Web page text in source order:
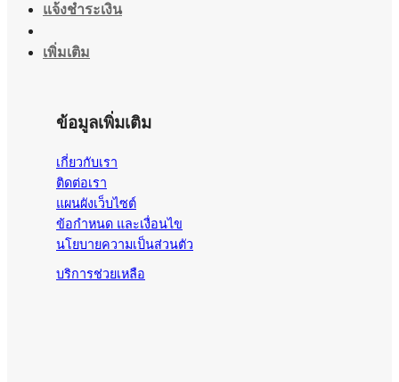
แจ้งชำระเงิน
เพิ่มเติม
ข้อมูลเพิ่มเติม
เกี่ยวกับเรา
ติดต่อเรา
แผนผังเว็บไซต์
ข้อกำหนด และเงื่อนไข
นโยบายความเป็นส่วนตัว
บริการช่วยเหลือ